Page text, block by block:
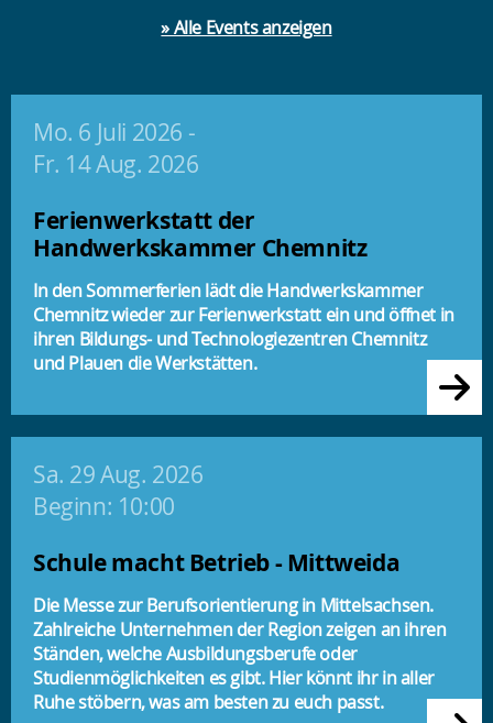
» Alle Events anzeigen
Mo. 6 Juli 2026 -
Fr. 14 Aug. 2026
Ferienwerkstatt der
Handwerkskammer Chemnitz
In den Sommerferien lädt die Handwerkskammer
Chemnitz wieder zur Ferienwerkstatt ein und öffnet in
ihren Bildungs- und Technologiezentren Chemnitz
und Plauen die Werkstätten.
Sa. 29 Aug. 2026
Beginn: 10:00
Schule macht Betrieb - Mittweida
Die Messe zur Berufsorientierung in Mittelsachsen.
Zahlreiche Unternehmen der Region zeigen an ihren
Ständen, welche Ausbildungsberufe oder
Studienmöglichkeiten es gibt. Hier könnt ihr in aller
Ruhe stöbern, was am besten zu euch passt.